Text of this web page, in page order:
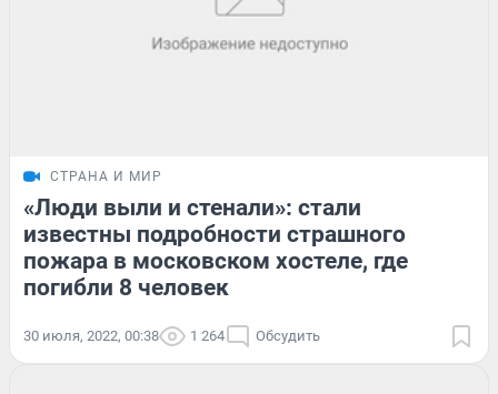
СТРАНА И МИР
«Люди выли и стенали»: стали
известны подробности страшного
пожара в московском хостеле, где
погибли 8 человек
30 июля, 2022, 00:38 1 264 Обсудить